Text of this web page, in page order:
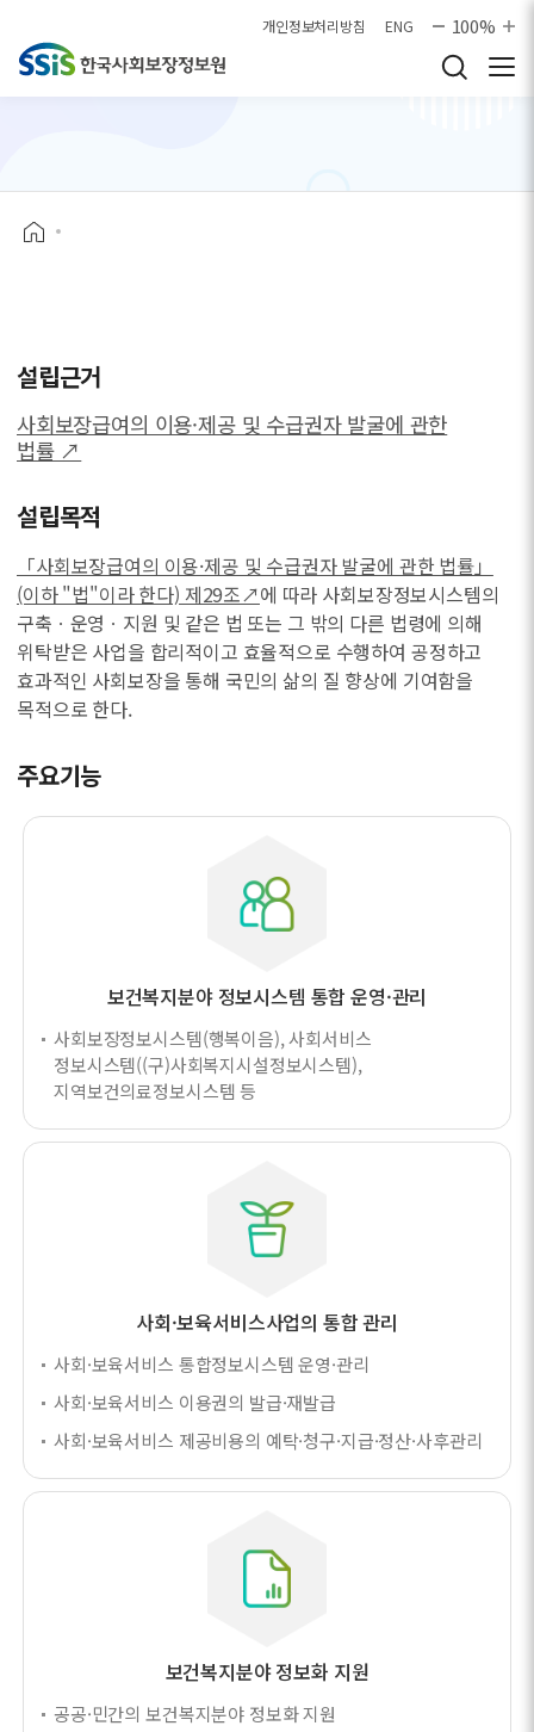
개인정보처리방침 ENG 100%
설립근거
사회보장급여의 이용·제공 및 수급권자 발굴에 관한
법률 ↗
설립목적
「사회보장급여의 이용·제공 및 수급권자 발굴에 관한 법률」
(이하 "법"이라 한다) 제29조↗에 따라 사회보장정보시스템의
구축ㆍ운영ㆍ지원 및 같은 법 또는 그 밖의 다른 법령에 의해
위탁받은 사업을 합리적이고 효율적으로 수행하여 공정하고
효과적인 사회보장을 통해 국민의 삶의 질 향상에 기여함을
목적으로 한다.
주요기능
보건복지분야 정보시스템 통합 운영·관리
사회보장정보시스템(행복이음), 사회서비스
정보시스템((구)사회복지시설정보시스템),
지역보건의료정보시스템 등
사회·보육서비스사업의 통합 관리
사회·보육서비스 통합정보시스템 운영·관리
사회·보육서비스 이용권의 발급·재발급
사회·보육서비스 제공비용의 예탁·청구·지급·정산·사후관리
보건복지분야 정보화 지원
공공·민간의 보건복지분야 정보화 지원